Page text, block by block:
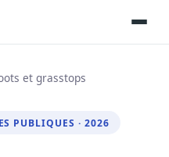
sourcées
et grasstops
PUBLIQUES · 2026